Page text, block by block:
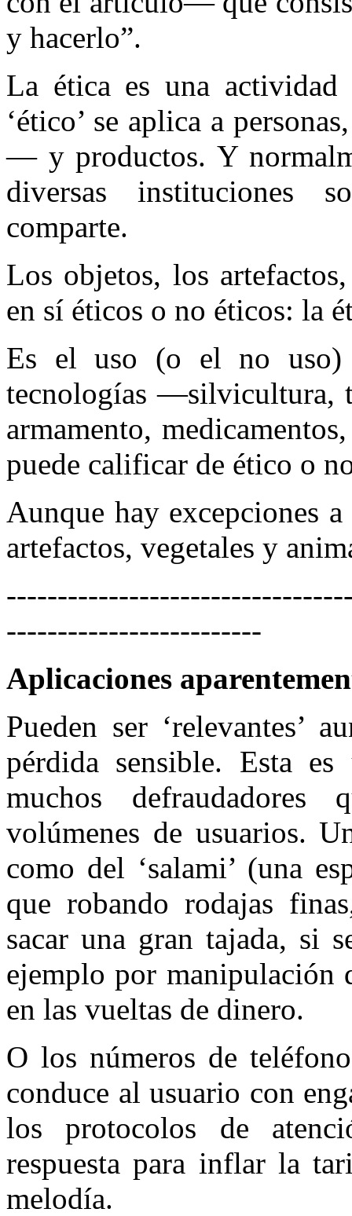
y hacerlo”.
La ética es una actividad
‘ético’ se aplica a
— y productos. Y
diversas instituciones
comparte.
Los objetos, los
en sí éticos o no éticos: la
Es el uso (o el no uso)
tecnologías —silvicultura,
armamento,
puede calificar de ético o
Aunque hay excepciones
artefactos, vegetales y
-------------------------
Aplicaciones
Pueden ser ‘relevantes’
pérdida sensible. Esta
muchos
volúmenes de usuarios.
como del ‘salami’ (una
que robando rodajas
sacar una gran tajada, si
ejemplo por manipulación
en las vueltas de dinero.
O los números de
conduce al usuario con
los protocolos de
respuesta para inflar la
melodía.